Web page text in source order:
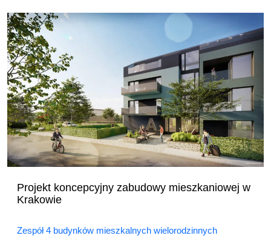
Projekt koncepcyjny zabudowy mieszkaniowej w
Krakowie
Zespół 4 budynków mieszkalnych wielorodzinnych